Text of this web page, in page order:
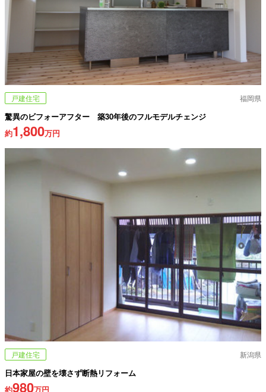
戸建住宅 福岡県
驚異のビフォーアフター 築30年後のフルモデルチェンジ
約1,800万円
戸建住宅 新潟県
日本家屋の壁を壊さず断熱リフォーム
約980万円